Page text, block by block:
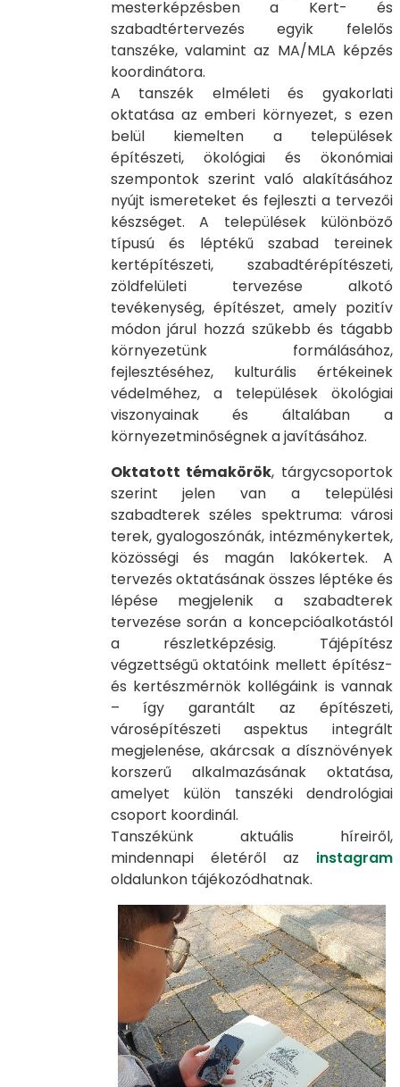
mesterképzésben a Kert- és
szabadtértervezés egyik felelős
tanszéke, valamint az MA/MLA képzés
koordinátora.
A tanszék elméleti és gyakorlati
oktatása az emberi környezet, s ezen
belül kiemelten a települések
építészeti, ökológiai és ökonómiai
szempontok szerint való alakításához
nyújt ismereteket és fejleszti a tervezői
készséget. A települések különböző
típusú és léptékű szabad tereinek
kertépítészeti, szabadtérépítészeti,
zöldfelületi tervezése alkotó
tevékenység, építészet, amely pozitív
módon járul hozzá szűkebb és tágabb
környezetünk formálásához,
fejlesztéséhez, kulturális értékeinek
védelméhez, a települések ökológiai
viszonyainak és általában a
környezetminőségnek a javításához.
Oktatott témakörök, tárgycsoportok
szerint jelen van a települési
szabadterek széles spektruma: városi
terek, gyalogoszónák, intézménykertek,
közösségi és magán lakókertek. A
tervezés oktatásának összes léptéke és
lépése megjelenik a szabadterek
tervezése során a koncepcióalkotástól
a részletképzésig. Tájépítész
végzettségű oktatóink mellett építész-
és kertészmérnök kollégáink is vannak
– így garantált az építészeti,
városépítészeti aspektus integrált
megjelenése, akárcsak a dísznövények
korszerű alkalmazásának oktatása,
amelyet külön tanszéki dendrológiai
csoport koordinál.
Tanszékünk aktuális híreiről,
mindennapi életéről az instagram
oldalunkon tájékozódhatnak.